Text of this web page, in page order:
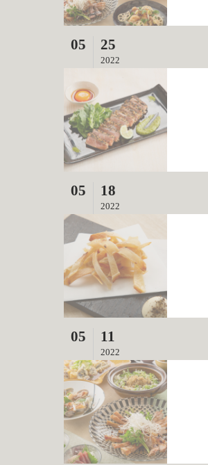
05 25
2022
05 18
2022
05 11
2022